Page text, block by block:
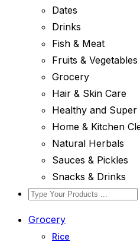
Dates
Drinks
Fish & Meat
Fruits & Vegetables
Grocery
Hair & Skin Care
Healthy and Super
Home & Kitchen
Natural Herbals
Sauces & Pickles
Snacks & Drinks
Grocery
Rice